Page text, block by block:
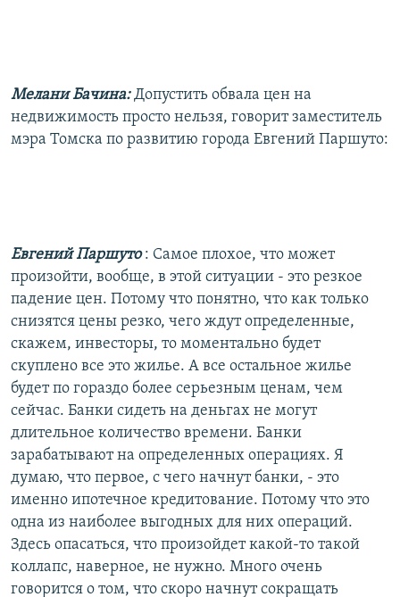
Мелани Бачина:Допустить обвала цен на
недвижимость просто нельзя, говорит заместитель
мэра Томска по развитию города Евгений Паршуто:
Евгений Паршуто: Самое плохое, что может
произойти, вообще, в этой ситуации - это резкое
падение цен. Потому что понятно, что как только
снизятся цены резко, чего ждут определенные,
скажем, инвесторы, то моментально будет
скуплено все это жилье. А все остальное жилье
будет по гораздо более серьезным ценам, чем
сейчас. Банки сидеть на деньгах не могут
длительное количество времени. Банки
зарабатывают на определенных операциях. Я
думаю, что первое, с чего начнут банки, - это
именно ипотечное кредитование. Потому что это
одна из наиболее выгодных для них операций.
Здесь опасаться, что произойдет какой-то такой
коллапс, наверное, не нужно. Много очень
говорится о том, что скоро начнут сокращать